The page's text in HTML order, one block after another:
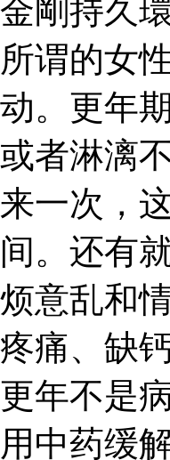
金剛持久
所谓的女
动。更年
或者淋漓
来一次，
间。还有
烦意乱和
疼痛、缺
更年不是
用中药缓